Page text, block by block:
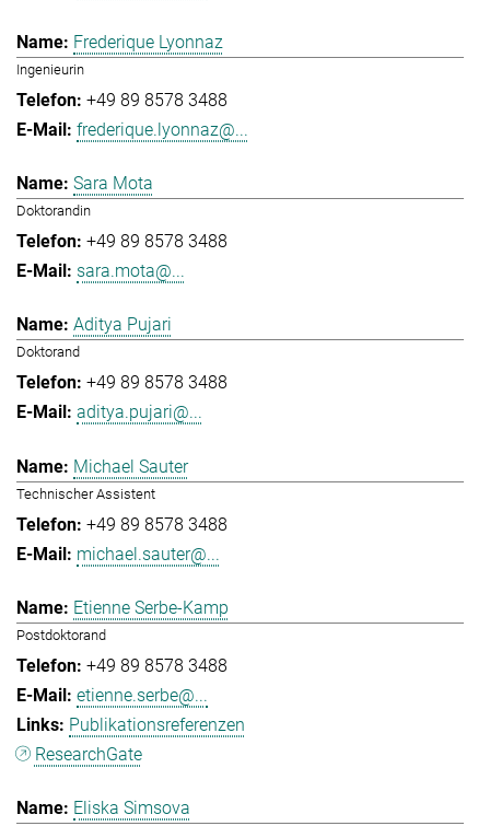
Frederique Lyonnaz
Ingenieurin
+49 89 8578 3488
frederique.lyonnaz@...
Sara Mota
Doktorandin
+49 89 8578 3488
sara.mota@...
Aditya Pujari
Doktorand
+49 89 8578 3488
aditya.pujari@...
Michael Sauter
Technischer Assistent
+49 89 8578 3488
michael.sauter@...
Etienne Serbe-Kamp
Postdoktorand
+49 89 8578 3488
etienne.serbe@...
Publikationsreferenzen
ResearchGate
Eliska Simsova